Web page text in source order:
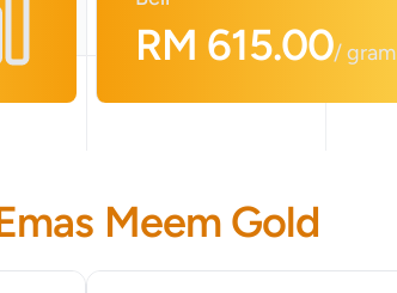
RM 615.00/ gram
Meem Gold